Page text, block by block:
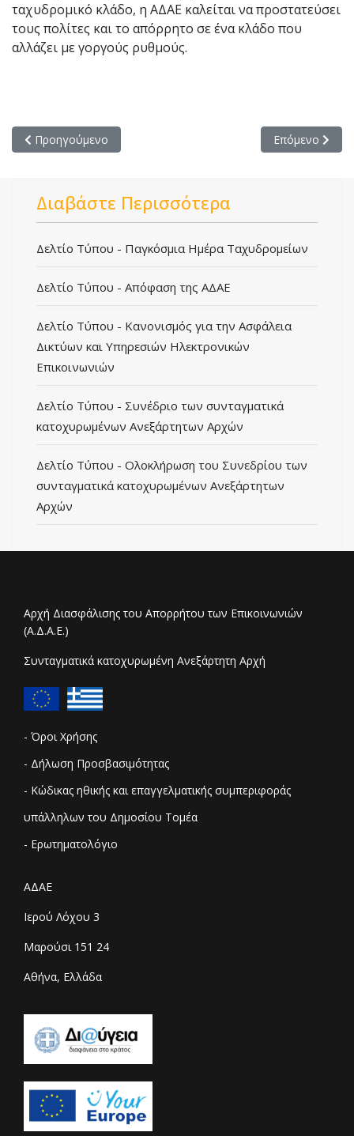
ταχυδρομικό κλάδο, η ΑΔΑΕ καλείται να προστατεύσει
τους πολίτες και το απόρρητο σε ένα κλάδο που
αλλάζει με γοργούς ρυθμούς.
Προηγούμενο άρθρο: Δελτίο Τύπου - ΠΑΓΚΟΣΜΙΑ ΗΜΕΡΑ
Προηγούμενο Επόμενο
Επόμενο
Διαβάστε Περισσότερα
Δελτίο Τύπου - Παγκόσμια Ημέρα Ταχυδρομείων
Δελτίο Τύπου - Απόφαση της ΑΔΑΕ
Δελτίο Τύπου - Κανονισμός για την Ασφάλεια
Δικτύων και Υπηρεσιών Ηλεκτρονικών
Επικοινωνιών
Δελτίο Τύπου - Συνέδριο των συνταγματικά
κατοχυρωμένων Ανεξάρτητων Αρχών
Δελτίο Τύπου - Ολοκλήρωση του Συνεδρίου των
συνταγματικά κατοχυρωμένων Ανεξάρτητων
Αρχών
Αρχή Διασφάλισης του Απορρήτου των Επικοινωνιών
(Α.Δ.Α.Ε.)
Συνταγματικά κατοχυρωμένη Ανεξάρτητη Αρχή
- Όροι Χρήσης
- Δήλωση Προσβασιμότητας
- Κώδικας ηθικής και επαγγελματικής συμπεριφοράς
υπάλληλων του Δημοσίου Τομέα
- Ερωτηματολόγιο
ΑΔΑΕ
Ιερού Λόχου 3
Μαρούσι 151 24
Αθήνα, Ελλάδα